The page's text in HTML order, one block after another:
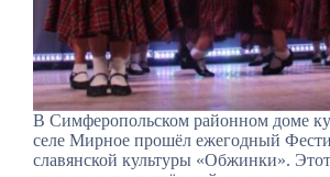
В Симферопольском районном доме
селе Мирное прошёл ежегодный
славянской культуры «Обжинки». Этот